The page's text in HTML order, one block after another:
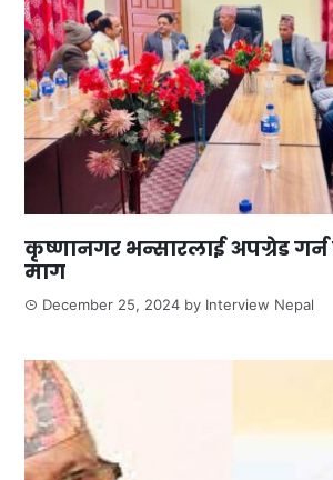
कृष्णानगर भन्सारलाई अपग्रेड गर्न
माग
December 25, 2024 by Interview Nepal